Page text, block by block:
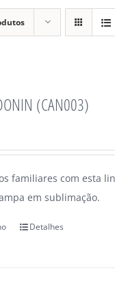
(CAN003)
familiares com esta
em sublimação.
Detalhes